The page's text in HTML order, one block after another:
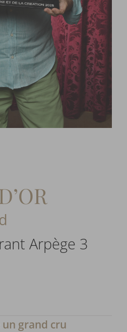
Arpège 3
un grand cru